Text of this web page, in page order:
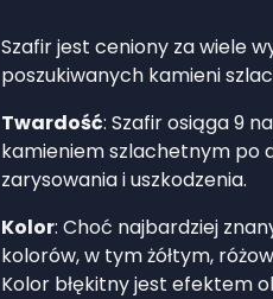
Szafir jest ceniony za wiele
poszukiwanych kamieni
Twardość: Szafir osiąga 9
kamieniem szlachetnym po
zarysowania i uszkodzenia.
Kolor: Choć najbardziej
kolorów, w tym żółtym,
Kolor błękitny jest efektem